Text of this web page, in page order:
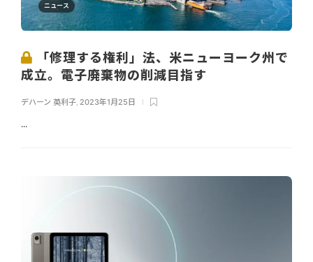
ニュース
「修理する権利」法、米ニューヨーク州で
成立。電子廃棄物の削減目指す
デハーン 英利子 2023年1月25日
...